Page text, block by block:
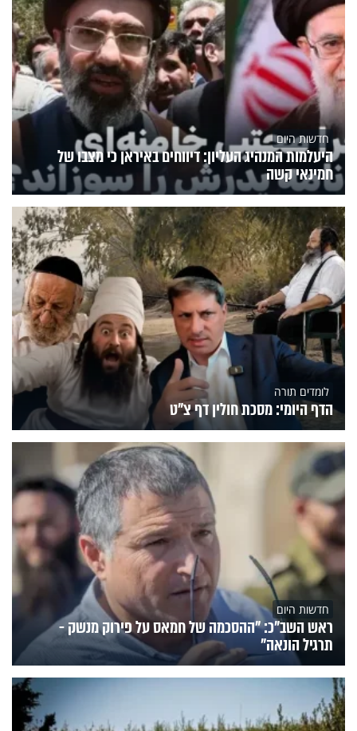
חדשות היום
היעלמות המנהיג העליון: דיווחים באיראן כי מצבו של
חמינאי קשה
לומדים תורה
הדף היומי: מסכת חולין דף צ"ט
חדשות היום
ראש השב"כ: "ההסכמה של חמאס על פירוק מנשק -
תרגיל הונאה"